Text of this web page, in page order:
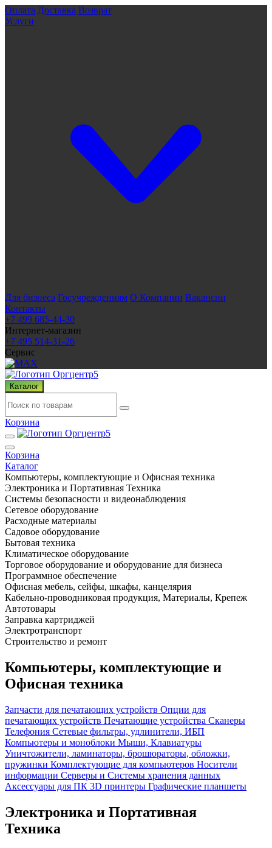
Оплата Доставка Возврат
Услуги
Для бизнеса Госучреждениям О Компании Вакансии
Контакты
+7 499 685-44-30
Интернет-магазин
+7 495 514-31-26
Сервис
Каталог
Корзина
Корзина
Каталог
Компьютеры, комплектующие и Офисная техника
Электроника и Портативная Техника
Системы безопасности и видеонаблюдения
Сетевое оборудование
Расходные материалы
Садовое оборудование
Бытовая техника
Климатическое оборудование
Торговое оборудование и оборудование для бизнеса
Программное обеспечение
Офисная мебель, сейфы, шкафы, канцелярия
Кабельно-проводниковая продукция, Материалы, Крепеж
Автотовары
Заправка картриджей
Электротранспорт
Строительство и ремонт
Компьютеры, комплектующие и
Офисная техника
Запчасти для печатающих устройств Опции для
печатающих устройств Печатающие устройства Сканеры
Телефония Сетевые фильтры, удлинители, ИБП
Компьютеры и моноблоки Мыши, Клавиатуры
Уничтожители, ламинаторы, брошюраторы, обложки,
пружинки Комплектующие для компьютеров Носители
информации Серверы и Системы хранения данных
Аксессуары для ПК 3D принтеры Графические планшеты
Электроника и Портативная
Техника